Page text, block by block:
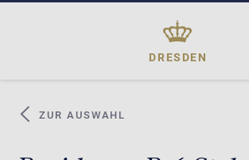
DRESDEN
ZUR AUSWAHL